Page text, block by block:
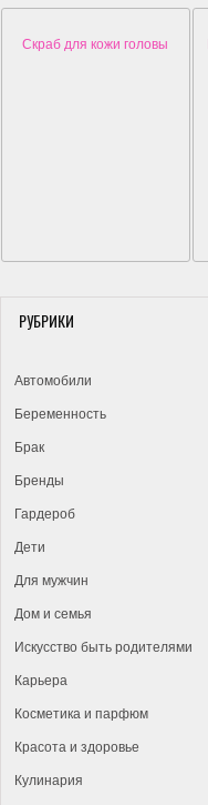
Скраб для кожи головы
РУБРИКИ
Автомобили
Беременность
Брак
Бренды
Гардероб
Дети
Для мужчин
Дом и семья
Искусство быть родителями
Карьера
Косметика и парфюм
Красота и здоровье
Кулинария